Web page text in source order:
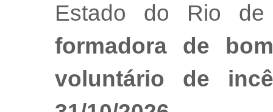
Estado do Rio
formadora de
voluntário de